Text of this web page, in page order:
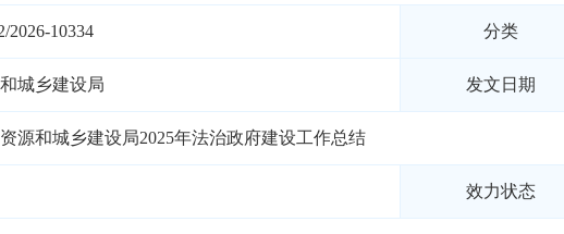
2026-10334 分类
城乡建设局 发文日期
源和城乡建设局2025年法治政府建设工作总结
效力状态